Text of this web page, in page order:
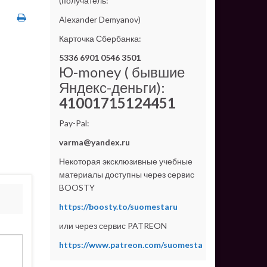
Alexander Demyanov)
Карточка Сбербанка:
5336 6901 0546 3501
Ю-money ( бывшие
Яндекс-деньги):
41001715124451
Pay-Pal:
varma@yandex.ru
Некоторая эксклюзивные учебные
материалы доступны через сервис
BOOSTY
https://boosty.to/suomestaru
или через сервис PATREON
https://www.patreon.com/suomesta